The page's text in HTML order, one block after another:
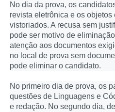
No dia da prova, os
revista eletrônica e os
vistoriados. A recusa sem
pode ser motivo de
atenção aos documentos
no local de prova sem
pode eliminar o candidato.
No primeiro dia de prova, os
questões de Linguagens e
e redação. No segundo dia,